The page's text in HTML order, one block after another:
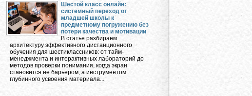
Шестой класс онлайн:
системный переход от
младшей школы к
предметному погружению без
потери качества и мотивации
В статье разбираем
архитектуру эффективного дистанционного
обучения для шестиклассников: от тайм-
менеджмента и интерактивных лабораторий до
методов проверки понимания, когда экран
становится не барьером, а инструментом
глубинного усвоения материала...